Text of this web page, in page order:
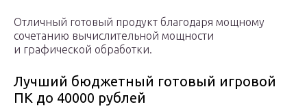
Отличный готовый продукт благодаря мощному
сочетанию вычислительной мощности
и графической обработки.
Лучший бюджетный готовый игровой
ПК до 40000 рублей